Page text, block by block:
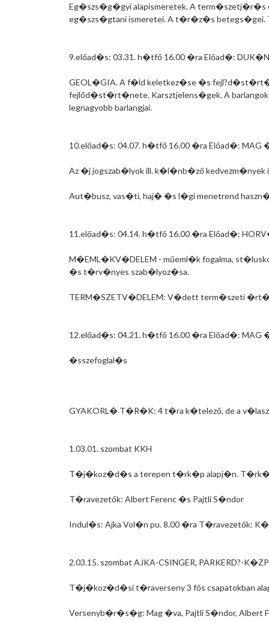
Eg�szs�g�gyi alapismeretek. A
eg�szs�gtani ismeretei. A t�r�z�s betegs�gei.
9.előad�s: 03.31. h�tfő 16.00 �ra Előad�:
GEOL�GIA. A f�ld keletkez�se �s
fejlőd�st�rt�nete. Karsztjelens�gek. A barlangok
legnagyobb barlangjai.
10.előad�s: 04.07. h�tfő 16.00 �ra Előad�: MAG
Az �j jogszab�lyok ill. k�l�nb�ző kedvezm�nyek
Aut�busz, vas�ti, haj� �s l�gi menetrend
11.előad�s: 04.14. h�tfő 16.00 �ra Előad�:
M�EML�KV�DELEM - műeml�k fogalma,
�s t�rv�nyes szab�lyoz�sa.
TERM�SZETV�DELEM: V�dett term�szeti
12.előad�s: 04.21. h�tfő 16.00 �ra Előad�: MAG
�sszefoglal�s
GYAKORL� T�R�K: 4 t�ra k�telező, de a
1.03.01. szombat KKH
T�j�koz�d�s a terepen t�rk�p alapj�n.
T�ravezetők: Albert Ferenc �s Pajtli S�ndor
Indul�s: Ajka Vol�n pu. 8.00 �ra T�ravezetők:
2.03.15. szombat AJKA-CSINGER, PARKERD?-
T�j�koz�d�si t�raverseny 3 fős csapatokban
Versenyb�r�s�g: Mag �va, Pajtli S�ndor, Albert